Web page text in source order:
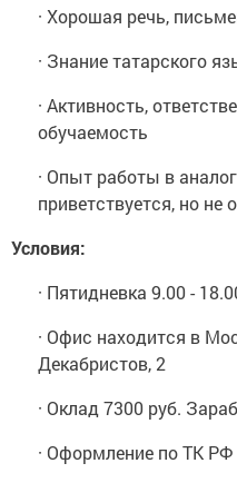
· Хорошая речь,
· Знание татарского
· Активность,
обучаемость
· Опыт работы в
приветствуется, но не
Условия:
· Пятидневка 9.00 -
· Офис находится в
Декабристов, 2
· Оклад 7300 руб.
· Оформление по ТК РФ